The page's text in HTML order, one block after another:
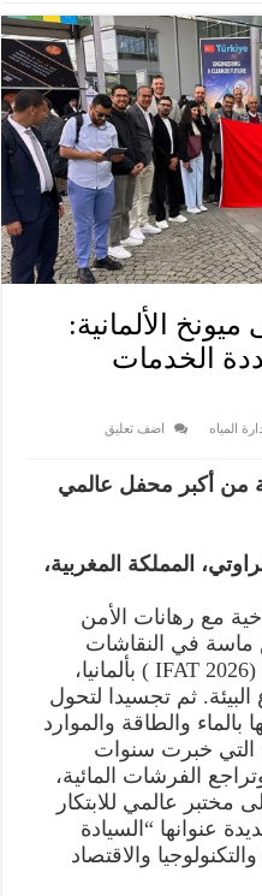
الألمانية:
الخدمات
المياه
اضف تعليق
من أكبر محفل عالمي
المملكة المغربية،
مع رهانات الأمن
ماسة في النقاشات
الدولية الدائرة بمعرض ميونخ (IFAT 2026 ) بألمانيا،
ثم تجسيدا لتحول
والطاقة والموارد
التي خبرت سنوات
الفرشات المائية،
مختبر عالمي للابتكار
عنوانها “السيادة
والاقتصاد